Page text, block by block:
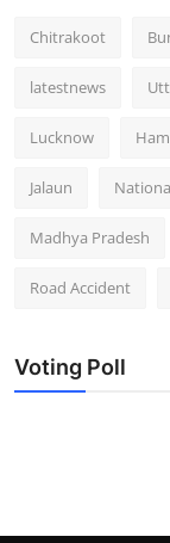
Chitrakoot
latestnews
Lucknow
Jalaun
Madhya Pradesh
Road Accident
Voting Poll